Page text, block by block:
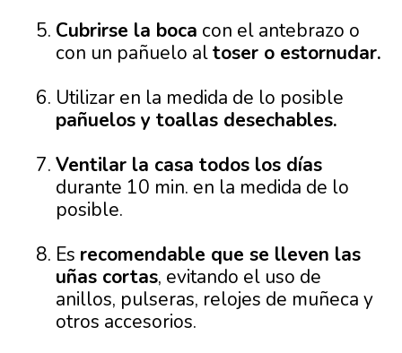
Cubrirse la boca con el antebrazo o
con un pañuelo altoser o estornudar.
Utilizar en la medida de lo posible
pañuelos y toallas desechables.
Ventilar la casa todos los días
durante 10 min. en la medida de lo
posible.
Es recomendable que se lleven las
uñas cortas, evitando el uso de
anillos, pulseras, relojes de muñeca y
otros accesorios.